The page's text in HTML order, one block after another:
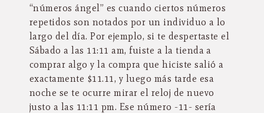
“números ángel” es cuando ciertos números
repetidos son notados por un individuo a lo
largo del día. Por ejemplo, si te despertaste el
Sábado a las 11:11 am, fuiste a la tienda a
comprar algo y la compra que hiciste salió a
exactamente $11.11, y luego más tarde esa
noche se te ocurre mirar el reloj de nuevo
justo a las 11:11 pm. Ese número -11- sería